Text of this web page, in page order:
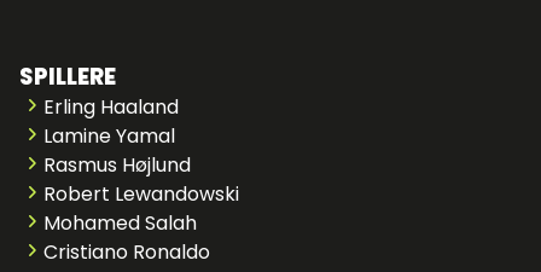
SPILLERE
Erling Haaland
Lamine Yamal
Rasmus Højlund
Robert Lewandowski
Mohamed Salah
Cristiano Ronaldo